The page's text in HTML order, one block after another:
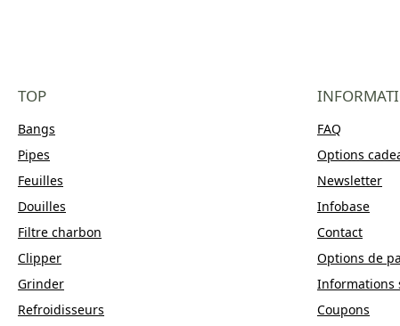
TOP
Bangs
Pipes
Feuilles
Douilles
Filtre charbon
Clipper
Grinder
Refroidisseurs
FAQ
Options
Newsletter
Infobase
Contact
Options de
Informations
Coupons